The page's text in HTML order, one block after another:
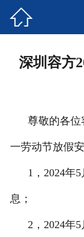

深圳容方
尊敬的各位
一劳动节放假
1，2024年5
息；
2，2024年5